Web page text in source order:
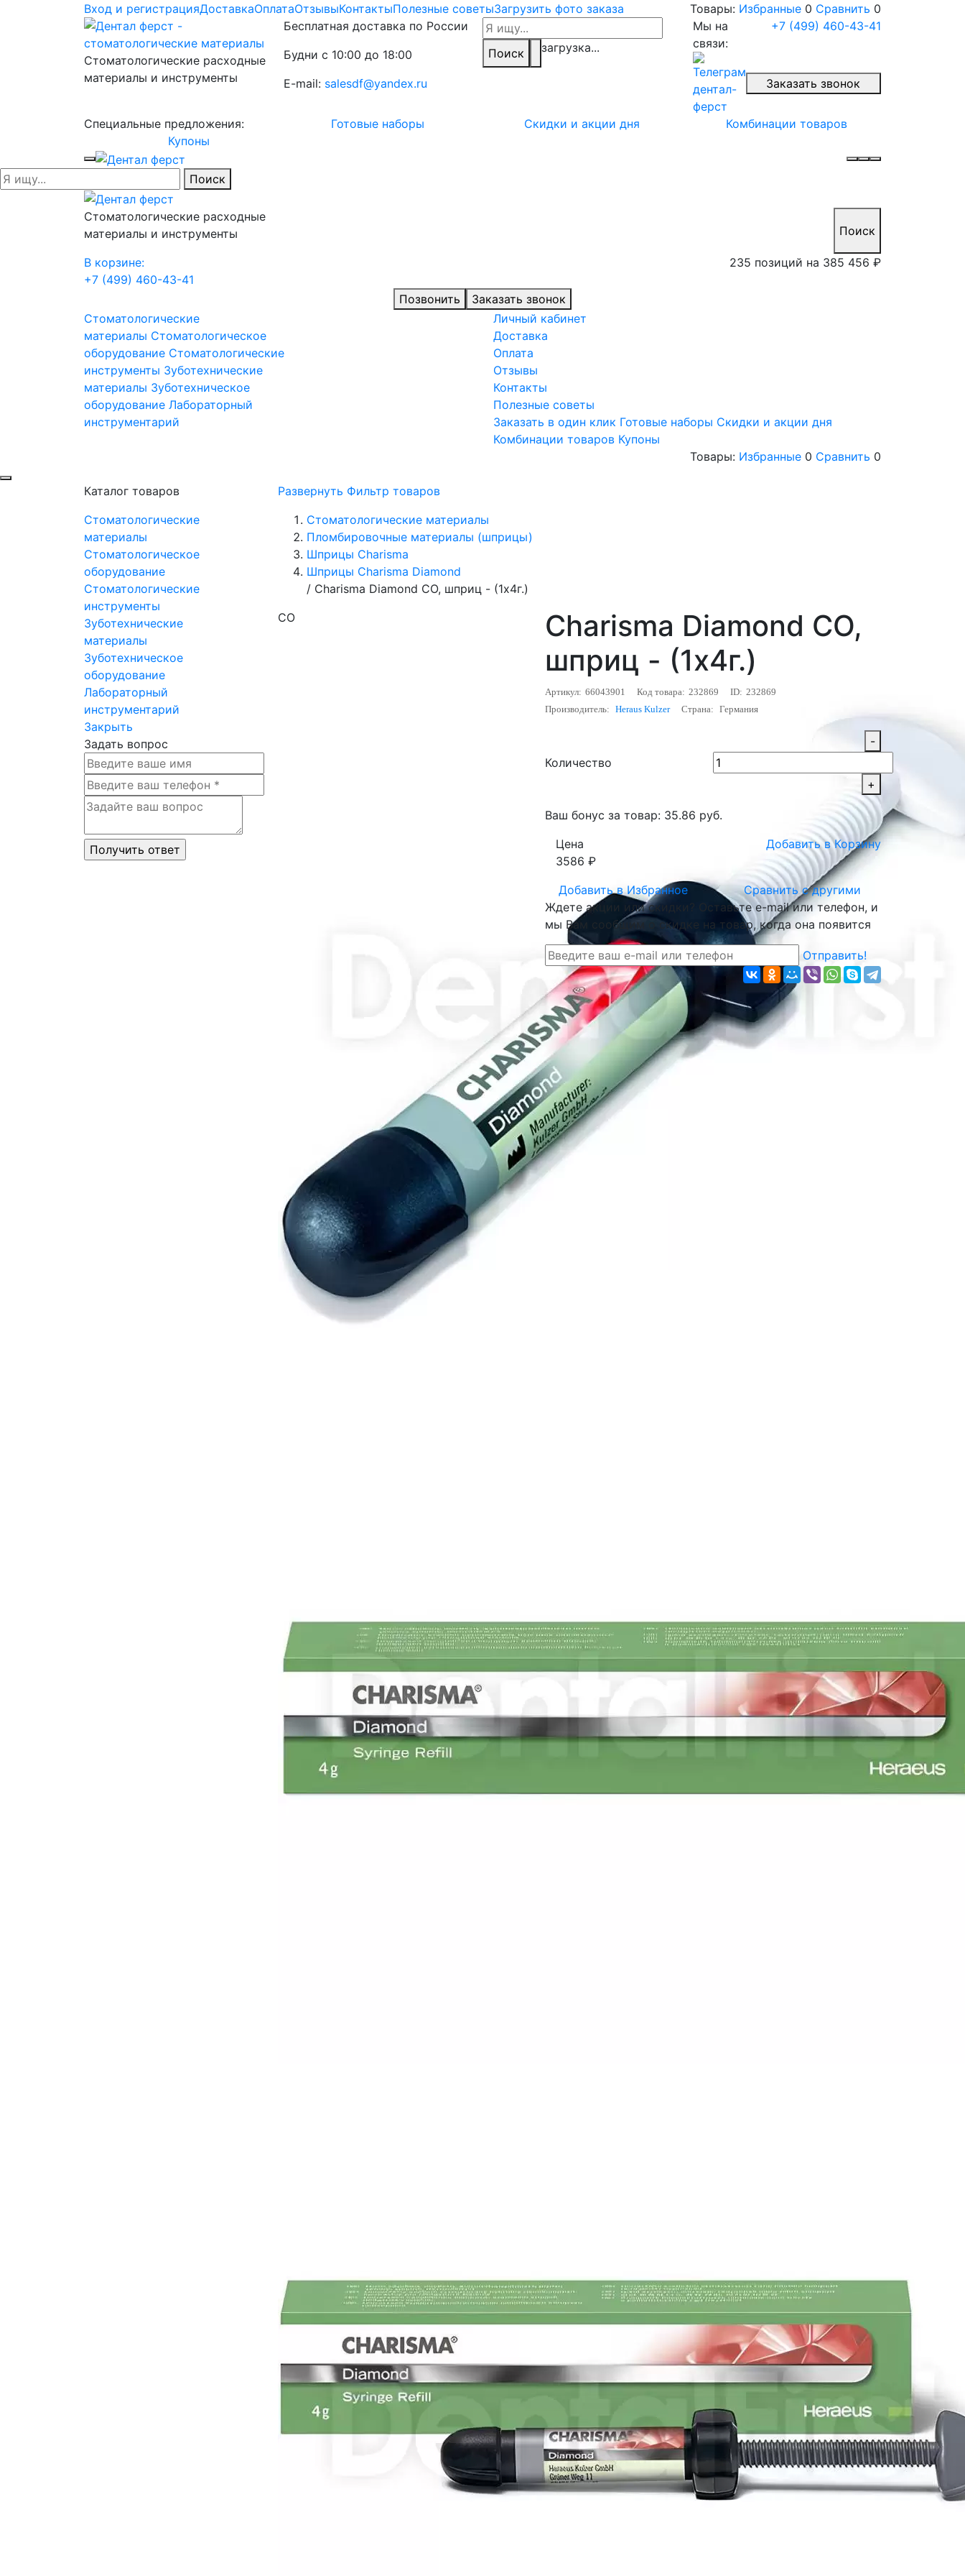
Вход и регистрацияДоставкаОплатаОтзывыКонтактыПолезные советыЗагрузить фото заказа Товары: Избранные 0 Сравнить 0
Стоматологические расходные
материалы и инструменты
Бесплатная доставка по России
Будни с 10:00 до 18:00
E-mail: salesdf@yandex.ru
Поиск загрузка...
Мы на
связи:
+7 (499) 460-43-41
Заказать звонок
Специальные предложения: Готовые наборы Скидки и акции дня
Комбинации товаров
Купоны
Поиск
Стоматологические расходные
материалы и инструменты
Поиск
В корзине: 235 позиций на 385 456 ₽
+7 (499) 460-43-41
Позвонить
Заказать звонок
Стоматологические
материалы Стоматологическое
оборудование Стоматологические
инструменты Зуботехнические
материалы Зуботехническое
оборудование Лабораторный
инструментарий
Личный кабинет
Доставка
Оплата
Отзывы
Контакты
Полезные советы
Заказать в один клик Готовые наборы Скидки и акции дня
Комбинации товаров Купоны
Товары: Избранные 0 Сравнить 0
Каталог товаров
Стоматологические
материалы
Стоматологическое
оборудование
Стоматологические
инструменты
Зуботехнические
материалы
Зуботехническое
оборудование
Лабораторный
инструментарий
Закрыть
Задать вопрос
Развернуть Фильтр товаров
Стоматологические материалы
Пломбировочные материалы (шприцы)
Шприцы Charisma
Шприцы Charisma Diamond
/ Charisma Diamond CO, шприц - (1х4г.)
CO
Charisma Diamond CO,
шприц - (1х4г.)
Артикул: 66043901 Код товара: 232869 ID: 232869
Производитель: Heraus Kulzer Страна: Германия
Количество
-
+
Ваш бонус за товар: 35.86 руб.
Цена
3586 ₽
Добавить в Корзину
Добавить в Избранное
Сравнить с другими
Ждете акции или скидки? Оставьте e-mail или телефон, и
мы Вам сообщим о скидке на товар, когда она появится
Отправить!